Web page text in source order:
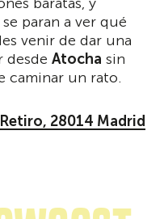
paran a ver qué
venir de dar una
desde Atocha sin
caminar un rato.
28014 Madrid